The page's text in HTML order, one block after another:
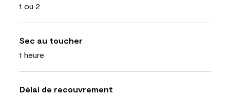
1 ou 2
Sec au toucher
1 heure
Délai de recouvrement